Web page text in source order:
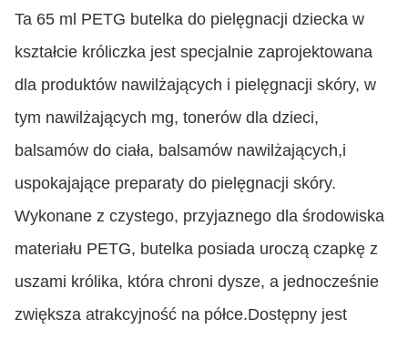
Ta 65 ml PETG butelka do pielęgnacji dziecka w
kształcie króliczka jest specjalnie zaprojektowana
dla produktów nawilżających i pielęgnacji skóry, w
tym nawilżających mg, tonerów dla dzieci,
balsamów do ciała, balsamów nawilżających,i
uspokajające preparaty do pielęgnacji skóry.
Wykonane z czystego, przyjaznego dla środowiska
materiału PETG, butelka posiada uroczą czapkę z
uszami królika, która chroni dysze, a jednocześnie
zwiększa atrakcyjność na półce.Dostępny jest